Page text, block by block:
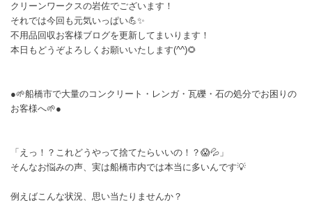
クリーンワークスの岩佐でございます！
それでは今回も元気いっぱい💪✨
不用品回収お客様ブログを更新してまいります！
本日もどうぞよろしくお願いいたします(^^)🌻
●🌱船橋市で大量のコンクリート・レンガ・瓦礫・石の処分でお困りの
お客様へ🌱●
「えっ！？これどうやって捨てたらいいの！？😱💦」
そんなお悩みの声、実は船橋市内では本当に多いんです💡
例えばこんな状況、思い当たりませんか？